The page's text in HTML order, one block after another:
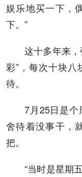
娱乐地买一下，
下。”
这十多年来
彩”，每次十块
待。
7月25日是个
舍待着没事干，
把。
“当时是星期